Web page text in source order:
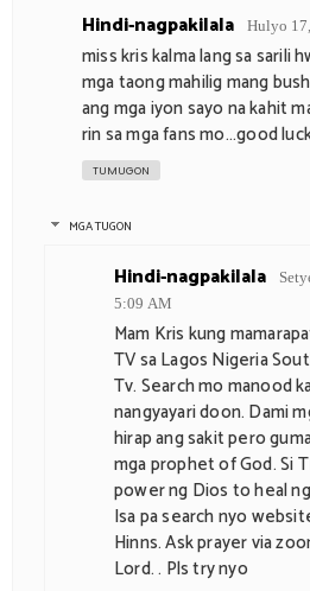
Hindi-nagpakilala Hulyo
miss kris kalma lang sa sarili
mga taong mahilig mang
ang mga iyon sayo na kahit
rin sa mga fans mo...good
TUMUGON
MGA TUGON
Hindi-nagpakilala
5:09 AM
Mam Kris kung
TV sa Lagos Nigeria
Tv. Search mo manood
nangyayari doon. Dami
hirap ang sakit pero
mga prophet of God. Si
power ng Dios to heal
Isa pa search nyo
Hinns. Ask prayer via
Lord. . Pls try nyo